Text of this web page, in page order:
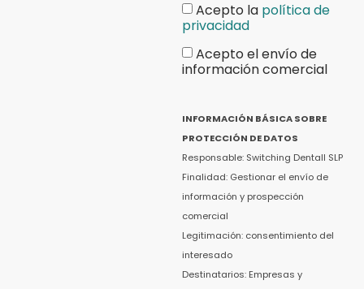
Acepto la política de
privacidad
Acepto el envío de
información comercial
INFORMACIÓN BÁSICA SOBRE
PROTECCIÓN DE DATOS
Responsable: Switching Dentall SLP
Finalidad: Gestionar el envío de
información y prospección
comercial
Legitimación: consentimiento del
interesado
Destinatarios: Empresas y